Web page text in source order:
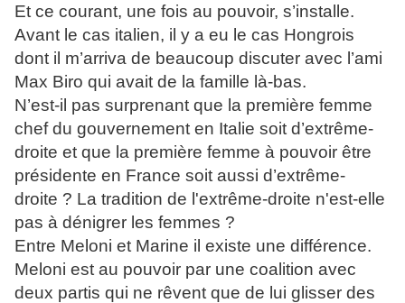
Et ce courant, une fois au pouvoir, s’installe.
Avant le cas italien, il y a eu le cas Hongrois
dont il m’arriva de beaucoup discuter avec l’ami
Max Biro qui avait de la famille là-bas.
N’est-il pas surprenant que la première femme
chef du gouvernement en Italie soit d’extrême-
droite et que la première femme à pouvoir être
présidente en France soit aussi d’extrême-
droite ? La tradition de l'extrême-droite n'est-elle
pas à dénigrer les femmes ?
Entre Meloni et Marine il existe une différence.
Meloni est au pouvoir par une coalition avec
deux partis qui ne rêvent que de lui glisser des